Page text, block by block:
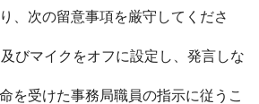
、次の留意事項を厳守してくださ
びマイクをオフに設定し、発言しな
を受けた事務局職員の指示に従うこ